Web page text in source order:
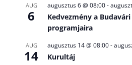
AUG
6
augusztus 6 @ 08:00-
Kedvezmény a
programjaira
AUG
14
augusztus 14 @ 08:00-
Kurultáj